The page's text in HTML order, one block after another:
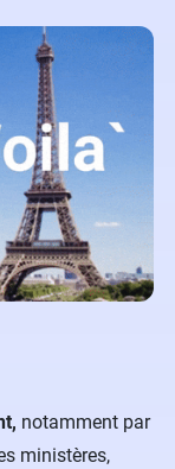
notamment par
ministères,